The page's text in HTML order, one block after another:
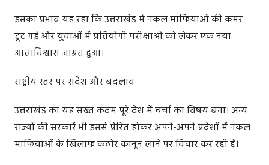
इसका प्रभाव यह रहा कि उत्तराखंड में नकल माफियाओं की कमर
टूट गई और युवाओं में प्रतियोगी परीक्षाओं को लेकर एक नया
आत्मविश्वास जाग्रत हुआ।
राष्ट्रीय स्तर पर संदेश और बदलाव
उत्तराखंड का यह सख्त कदम पूरे देश में चर्चा का विषय बना। अन्य
राज्यों की सरकारें भी इससे प्रेरित होकर अपने-अपने प्रदेशों में नकल
माफियाओं के खिलाफ कठोर कानून लाने पर विचार कर रही हैं।